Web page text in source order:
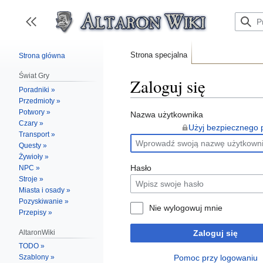
zawartości
Przełącz panel boczny
Strona specjalna
Strona główna
Świat Gry
Poradniki »
Przedmioty »
Potwory »
Czary »
Transport »
Questy »
Żywioły »
NPC »
Stroje »
Miasta i osady »
Pozyskiwanie »
Przepisy »
AltaronWiki
TODO »
Szablony »
Zaloguj się
Nazwa użytkownika
Użyj bezpiecznego
Hasło
Nie wylogowuj mnie
Zaloguj się
Pomoc przy logowaniu